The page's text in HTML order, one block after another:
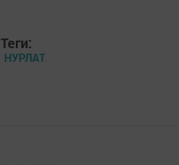
Теги:
НУРЛАТ